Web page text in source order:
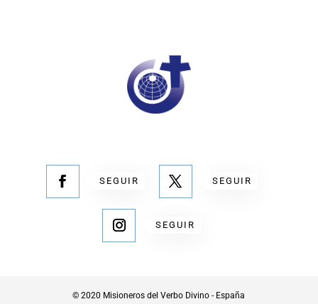
SEGUIR SEGUIR
SEGUIR
© 2020 Misioneros del Verbo Divino - España